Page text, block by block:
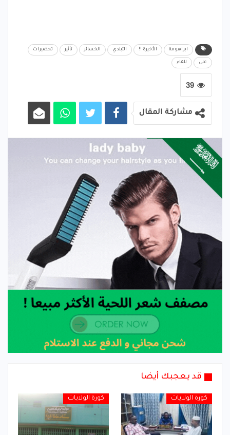
ابراهومة الأخيرة !! التبلدي الخسائر تأثير تحضيرات
على للقاء
39
مشاركة المقال
قد يعجبك أيضا
كورة الولايات كورة الولايات